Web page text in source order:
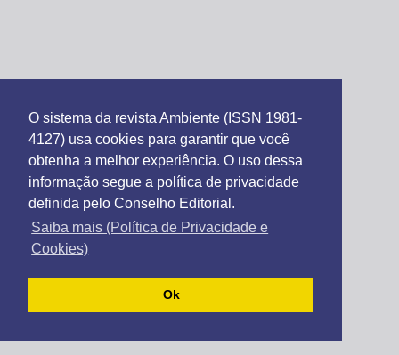
O sistema da revista Ambiente (ISSN 1981-
4127) usa cookies para garantir que você
obtenha a melhor experiência. O uso dessa
informação segue a política de privacidade
definida pelo Conselho Editorial.
Saiba mais (Política de Privacidade e
Cookies)
Ok